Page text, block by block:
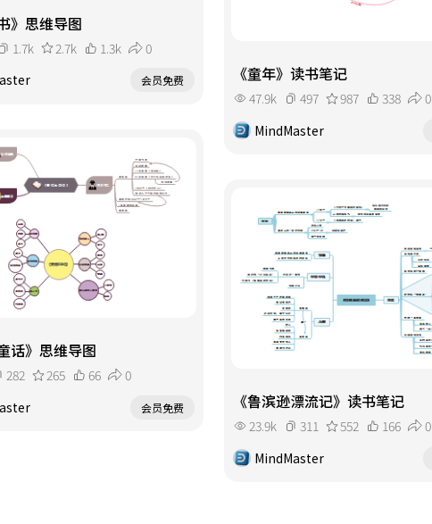
》思维导图
1.7k 2.7k 1.3k
0
会员免费 《童年》读书笔记
47.9k 497 987 338
0
MindMaster
话》思维导图
282 265 66
0
会员免费 《鲁滨逊漂流记》读书笔记
23.9k 311 552 166
0
MindMaster